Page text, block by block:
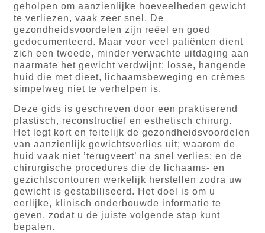
geholpen om aanzienlijke hoeveelheden gewicht
te verliezen, vaak zeer snel. De
gezondheidsvoordelen zijn reëel en goed
gedocumenteerd. Maar voor veel patiënten dient
zich een tweede, minder verwachte uitdaging aan
naarmate het gewicht verdwijnt: losse, hangende
huid die met dieet, lichaamsbeweging en crèmes
simpelweg niet te verhelpen is.
Deze gids is geschreven door een praktiserend
plastisch, reconstructief en esthetisch chirurg.
Het legt kort en feitelijk de gezondheidsvoordelen
van aanzienlijk gewichtsverlies uit; waarom de
huid vaak niet ’terugveert’ na snel verlies; en de
chirurgische procedures die de lichaams- en
gezichtscontouren werkelijk herstellen zodra uw
gewicht is gestabiliseerd. Het doel is om u
eerlijke, klinisch onderbouwde informatie te
geven, zodat u de juiste volgende stap kunt
bepalen.